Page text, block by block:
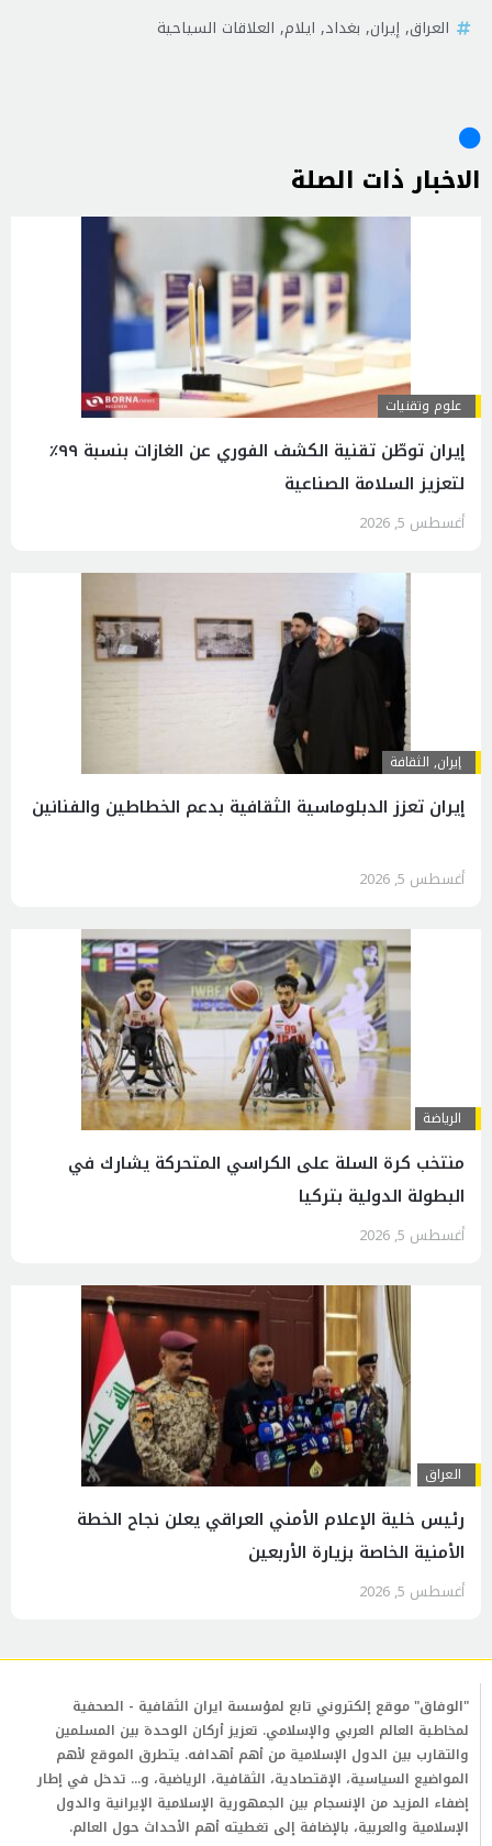
العراق,إيران, بغداد, ايلام, العلاقات السياحية
الاخبار ذات الصلة
علوم وتقنيات
إيران توطّن تقنية الكشف الفوري عن الغازات بنسبة ٩٩٪
لتعزيز السلامة الصناعية
أغسطس 5, 2026
إيران, الثقافة
إيران تعزز الدبلوماسية الثقافية بدعم الخطاطين والفنانين
أغسطس 5, 2026
الرياضة
منتخب كرة السلة على الكراسي المتحركة يشارك في
البطولة الدولية بتركيا
أغسطس 5, 2026
العراق
رئيس خلية الإعلام الأمني العراقي يعلن نجاح الخطة
الأمنية الخاصة بزيارة الأربعين
أغسطس 5, 2026
"الوفاق" موقع إلكتروني تابع لمؤسسة ايران الثقافية - الصحفية
لمخاطبة العالم العربي والإسلامي. تعزيز أركان الوحدة بين المسلمين
والتقارب بين الدول الإسلامية من أهم أهدافه. يتطرق الموقع لأهم
المواضيع السياسية، الإقتصادية، الثقافية، الرياضية، و... تدخل في إطار
إضفاء المزيد من الإنسجام بين الجمهورية الإسلامية الإيرانية والدول
الإسلامية والعربية، بالإضافة إلى تغطيته أهم الأحداث حول العالم.